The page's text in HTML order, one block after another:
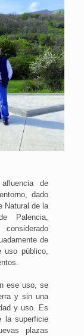
de
dado
Natural de la
Palencia,
de
uso público,
ese uso, se
y sin una
y uso. Es
la superficie
plazas